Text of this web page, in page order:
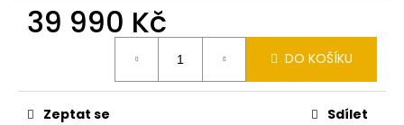
39 990 Kč
DO KOŠÍKU
Zeptat se Sdílet
p
o